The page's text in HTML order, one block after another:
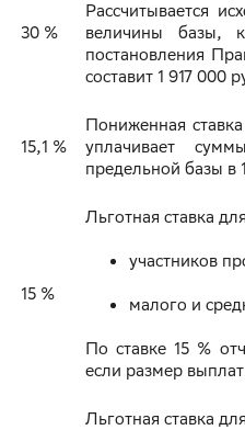
30 %
Рассчитывается
величины базы,
постановления
составит 1 917 000
15,1 %
Пониженная
уплачивает
предельной базы в
15 %
Льготная ставка
участников
малого и
По ставке 15 %
если размер
Льготная ставка